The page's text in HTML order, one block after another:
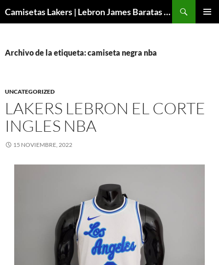
Camisetas Lakers | Lebron James Baratas 2024 – Micamisetanba
Archivo de la etiqueta: camiseta negra nba
UNCATEGORIZED
LAKERS LEBRON EL CORTE
INGLES NBA
15 NOVIEMBRE, 2022